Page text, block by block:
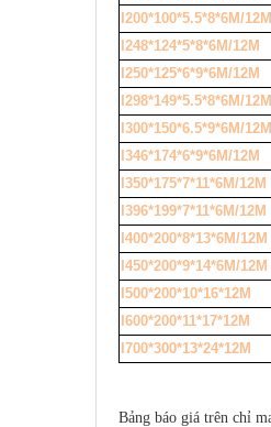
I200*100*5.5*8*6M/12M
I248*124*5*8*6M/12M
I250*125*6*9*6M/12M
I298*149*5.5*8*6M/12M
I300*150*6.5*9*6M/12M
I346*174*6*9*6M/12M
I350*175*7*11*6M/12M
I396*199*7*11*6M/12M
I400*200*8*13*6M/12M
I450*200*9*14*6M/12M
I500*200*10*16*12M
I600*200*11*17*12M
I700*300*13*24*12M
Bảng báo giá trên chỉ